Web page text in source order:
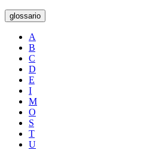
glossario
A
B
C
D
E
I
M
O
S
T
U